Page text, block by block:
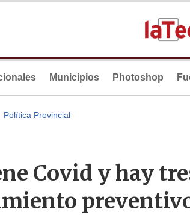
Municipios Photoshop
Política Provincial
Covid y hay